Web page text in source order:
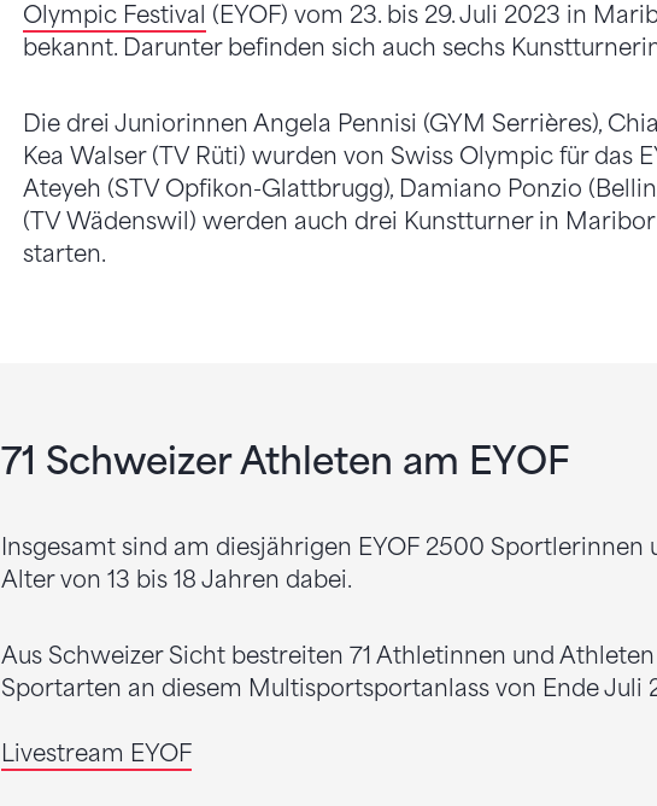
Olympic Festival (EYOF) vom 23. bis 29. Juli 2023 in
bekannt. Darunter befinden sich auch sechs
Die drei Juniorinnen Angela Pennisi (GYM Serrières),
Kea Walser (TV Rüti) wurden von Swiss Olympic für das
Ateyeh (STV Opfikon-Glattbrugg), Damiano Ponzio
(TV Wädenswil) werden auch drei Kunstturner in
starten.
71 Schweizer Athleten am EYOF
Insgesamt sind am diesjährigen EYOF 2500 Sportlerinnen
Alter von 13 bis 18 Jahren dabei.
Aus Schweizer Sicht bestreiten 71 Athletinnen und
Sportarten an diesem Multisportsportanlass von Ende Juli
Livestream EYOF